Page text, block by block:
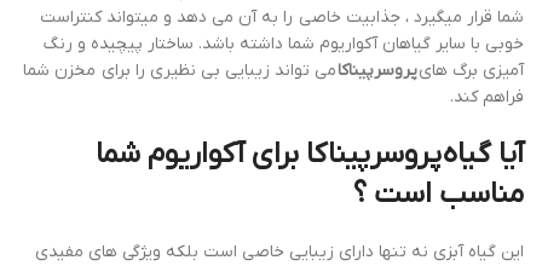
شما قرار میگیرد ، جذابیت خاصی را به آن می دهد و میتواند کنتراست
خوبی با سایر گیاهان آکواریوم شما داشته باشد. ساختار پیچیده و رنگ
آمیزی برگ هایپروسرپیناکامی تواند زیبایی بی نظیری را برای مخزن شما
فراهم کند.
آیا گیاهپروسرپیناکا برای آکواریوم شما
مناسب است ؟
این گیاه آبزی نه تنها دارای زیبایی خاصی است بلکه ویژگی های مفیدی